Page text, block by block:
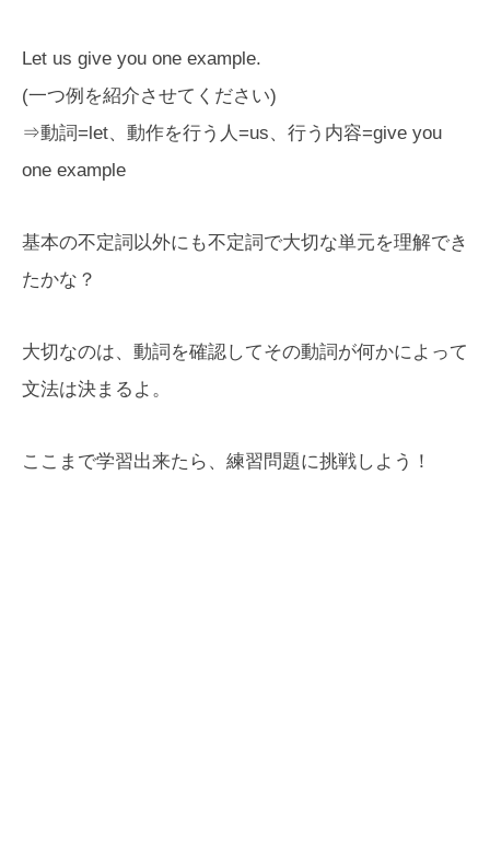
Let us give you one example.
(一つ例を紹介させてください)
⇒動詞=let、動作を行う人=us、行う内容=give you
one example
基本の不定詞以外にも不定詞で大切な単元を理解でき
たかな？
大切なのは、動詞を確認してその動詞が何かによって
文法は決まるよ。
ここまで学習出来たら、練習問題に挑戦しよう！